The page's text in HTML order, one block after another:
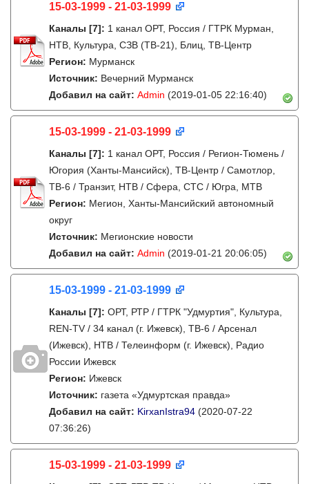
15-03-1999 - 21-03-1999
Каналы [7]: 1 канал ОРТ, Россия / ГТРК Мурман,
НТВ, Культура, СЗВ (ТВ-21), Блиц, ТВ-Центр
Регион: Мурманск
Источник: Вечерний Мурманск
Добавил на сайт: Admin (2019-01-05 22:16:40)
15-03-1999 - 21-03-1999
Каналы [7]: 1 канал ОРТ, Россия / Регион-Тюмень /
Югория (Ханты-Мансийск), ТВ-Центр / Самотлор,
ТВ-6 / Транзит, НТВ / Сфера, СТС / Югра, МТВ
Регион: Мегион, Ханты-Мансийский автономный
округ
Источник: Мегионские новости
Добавил на сайт: Admin (2019-01-21 20:06:05)
15-03-1999 - 21-03-1999
Каналы [7]: ОРТ, РТР / ГТРК "Удмуртия", Культура,
REN-TV / 34 канал (г. Ижевск), ТВ-6 / Арсенал
(Ижевск), НТВ / Телеинформ (г. Ижевск), Радио
России Ижевск
Регион: Ижевск
Источник: газета «Удмуртская правда»
Добавил на сайт: KirxanIstra94 (2020-07-22
07:36:26)
15-03-1999 - 21-03-1999